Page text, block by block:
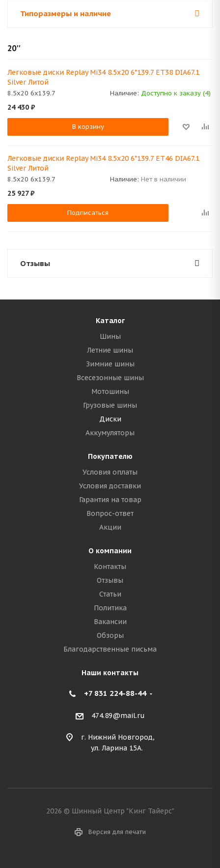
Типоразмеры и наличие
20''
Легковые диски Replay Mi34 8.5x20 6*139.7 ET38 DIA67.1
Silver Литой
8.5x20 6x139.7 Наличие: Доступно к заказу (4)
24 430 ₽
В корзину
Легковые диски Replay Mi34 8.5x20 6*139.7 ET46 DIA67.1
Silver Литой
8.5x20 6x139.7 Наличие: Нет в наличии
25 927₽
Подписаться
Отзывы
Каталог
Шины
Летние шины
Зимние шины
Всесезонные шины
Мотошины
Грузовые шины
Диски
Аккумуляторы
Покупателю
Условия оплаты
Условия доставки
Гарантия на товар
Вопрос-ответ
Акции
О компании
Контакты
Отзывы
Статьи
Политика
Вакансии
Обзоры
Благодарственные письма
Наши контакты
+7 831 224-88-44
474.89@mail.ru
г. Нижний Новгород,
ул. Ларина 15А.
2026 © Шинный Центр "Кинг Тайерс"
Версия для печати